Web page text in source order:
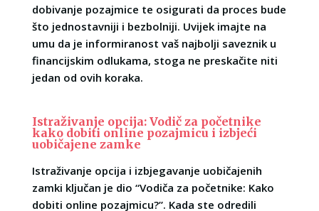
dobivanje pozajmice te osigurati da proces bude
što jednostavniji i bezbolniji. Uvijek imajte na
umu da je informiranost vaš najbolji saveznik u
financijskim odlukama, stoga ne preskačite niti
jedan od ovih koraka.
Istraživanje opcija: Vodič za početnike
kako dobiti online pozajmicu i izbjeći
uobičajene zamke
Istraživanje opcija i izbjegavanje uobičajenih
zamki ključan je dio “Vodiča za početnike: Kako
dobiti online pozajmicu?”. Kada ste odredili